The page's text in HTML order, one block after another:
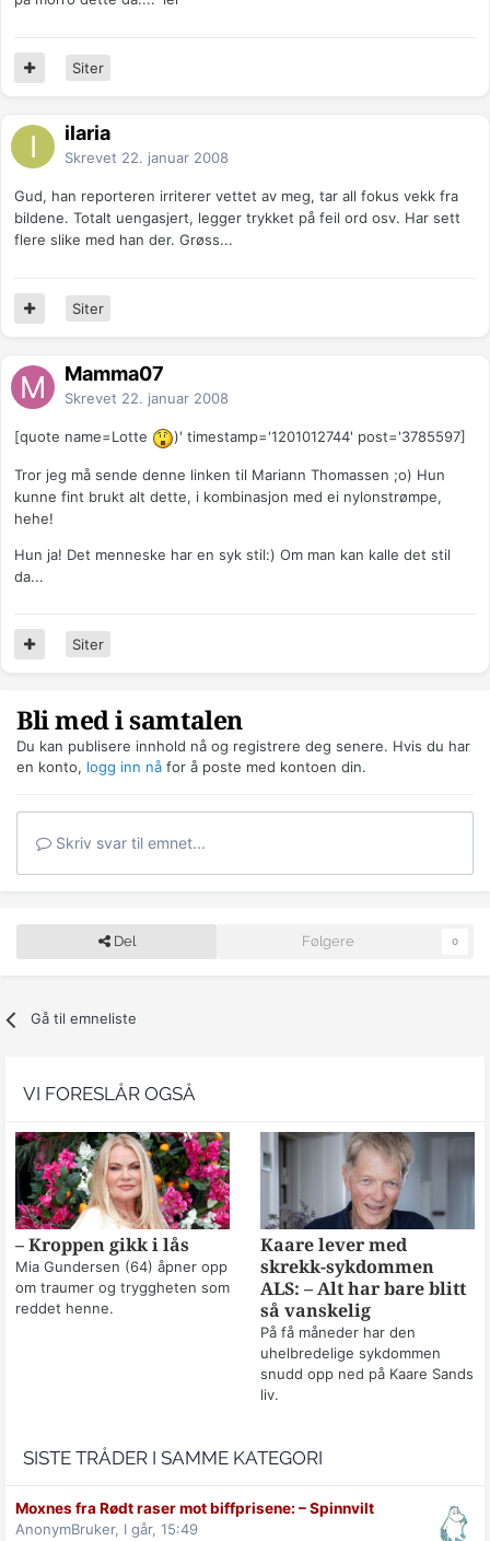
Siter
ilaria
Skrevet 22. januar 2008
Gud, han reporteren irriterer vettet av meg, tar all fokus vekk fra
bildene. Totalt uengasjert, legger trykket på feil ord osv. Har sett
flere slike med han der. Grøss...
Siter
Mamma07
Skrevet 22. januar 2008
[quote name=Lotte )' timestamp='1201012744' post='3785597]
Tror jeg må sende denne linken til Mariann Thomassen ;o) Hun
kunne fint brukt alt dette, i kombinasjon med ei nylonstrømpe,
hehe!
Hun ja! Det menneske har en syk stil:) Om man kan kalle det stil
da...
Siter
Bli med i samtalen
Du kan publisere innhold nå og registrere deg senere. Hvis du har
en konto, logg inn nå for å poste med kontoen din.
Skriv svar til emnet...
Del Følgere 0
Gå til emneliste
VI FORESLÅR OGSÅ
– Kroppen gikk i lås
Mia Gundersen (64) åpner opp
om traumer og tryggheten som
reddet henne.
Kaare lever med
skrekk-sykdommen
ALS: – Alt har bare blitt
så vanskelig
På få måneder har den
uhelbredelige sykdommen
snudd opp ned på Kaare Sands
liv.
SISTE TRÅDER I SAMME KATEGORI
Moxnes fra Rødt raser mot biff­prisene: –⁠ Spinnvilt
AnonymBruker, I går, 15:49